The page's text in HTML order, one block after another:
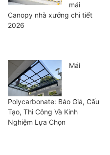
mái
Canopy nhà xưởng chi tiết
2026
Mái
Polycarbonate: Báo Giá, Cấu
Tạo, Thi Công Và Kinh
Nghiệm Lựa Chọn